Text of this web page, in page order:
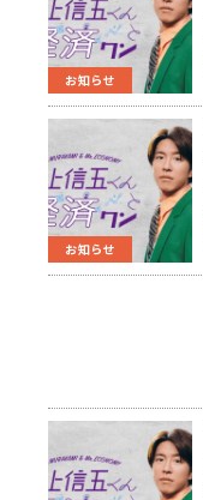
お知らせ
お知らせ